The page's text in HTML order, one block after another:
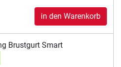
in den Warenkorb
Brustgurt Smart